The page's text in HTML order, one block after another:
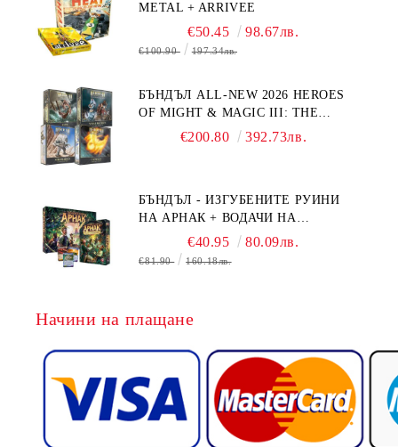
METAL + ARRIVEE
€50.45 98.67лв.
€100.90 197.34лв.
БЪНДЪЛ ALL-NEW 2026 HEROES
OF MIGHT & MAGIC III: THE
BOARD GAME EXPANSIONS -
€200.80 392.73лв.
БЪНДЪЛ - ИЗГУБЕНИТЕ РУИНИ
НА АРНАК + ВОДАЧИ НА
ЕКСПЕДИЦИИ + ПРОМО КАРТИ
БЕЗПЛАТНО
€40.95 80.09лв.
€81.90 160.18лв.
Начини на плащане